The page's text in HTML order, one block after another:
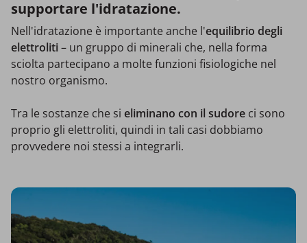
supportare l'idratazione.
Nell'idratazione è importante anche l'equilibrio degli
elettroliti– un gruppo di minerali che, nella forma
sciolta partecipano a molte funzioni fisiologiche nel
nostro organismo.
Tra le sostanze che si eliminano con il sudore ci sono
proprio gli elettroliti, quindi in tali casi dobbiamo
provvedere noi stessi a integrarli.